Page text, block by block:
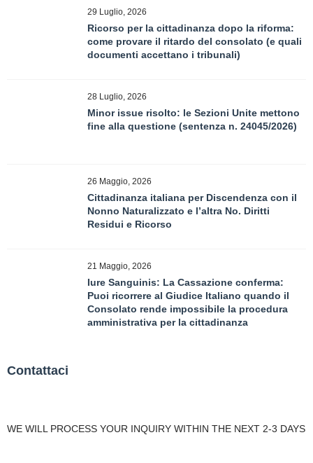
29 Luglio, 2026
Ricorso per la cittadinanza dopo la riforma:
come provare il ritardo del consolato (e quali
documenti accettano i tribunali)
28 Luglio, 2026
Minor issue risolto: le Sezioni Unite mettono
fine alla questione (sentenza n. 24045/2026)
26 Maggio, 2026
Cittadinanza italiana per Discendenza con il
Nonno Naturalizzato e l’altra No. Diritti
Residui e Ricorso
21 Maggio, 2026
Iure Sanguinis: La Cassazione conferma:
Puoi ricorrere al Giudice Italiano quando il
Consolato rende impossibile la procedura
amministrativa per la cittadinanza
Contattaci
WE WILL PROCESS YOUR INQUIRY WITHIN THE NEXT 2-3 DAYS